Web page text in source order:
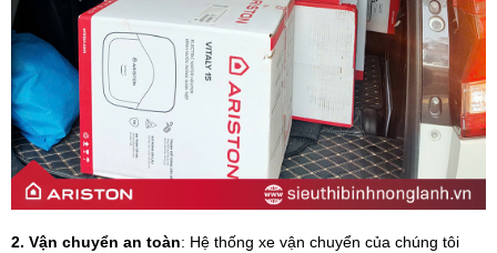
2. Vận chuyển an toàn: Hệ thống xe vận chuyển của chúng tôi